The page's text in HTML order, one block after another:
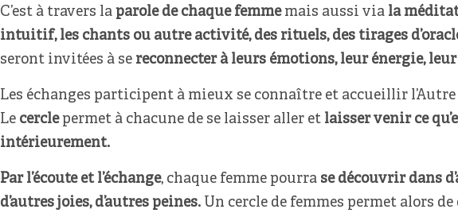
C’est à travers laparole de chaque femmemais aussi via la
intuitif, les chants ou autre activité, des rituels, des tirages
seront invitées à se reconnecter à leurs émotions, leur énergie,
Les échanges participent à mieux se connaître et accueillir l’Autre
Le cerclepermet à chacune de se laisser aller et laisser venir ce
intérieurement.
Par l’écoute et l’échange, chaque femme pourra se découvrir dans
d’autres joies, d’autres peines. Un cercle de femmes permet alors